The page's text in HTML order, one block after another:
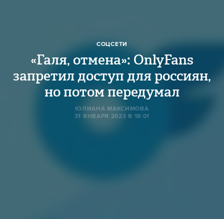
СОЦСЕТИ
«Галя, отмена»: OnlyFans
запретил доступ для россиян,
но потом передумал
ЮЛИАНА МАКСИМОВА
31 ЯНВАРЯ 2023 В 18:01